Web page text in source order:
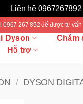
Liên hệ
0967 267 892 để được tư
Dyson Chăm
Hỗ trợ
/ DYSON